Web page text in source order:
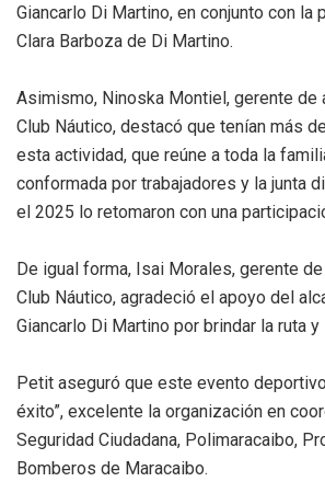
Giancarlo Di Martino, en conjunto con la
Clara Barboza de Di Martino.
Asimismo, Ninoska Montiel, gerente de
Club Náutico, destacó que tenían más
esta actividad, que reúne a toda la
conformada por trabajadores y la junta
el 2025 lo retomaron con una
De igual forma, Isai Morales, gerente
Club Náutico, agradeció el apoyo del
Giancarlo Di Martino por brindar la ruta
Petit aseguró que este evento
éxito”, excelente la organización en
Seguridad Ciudadana, Polimaracaibo,
Bomberos de Maracaibo.